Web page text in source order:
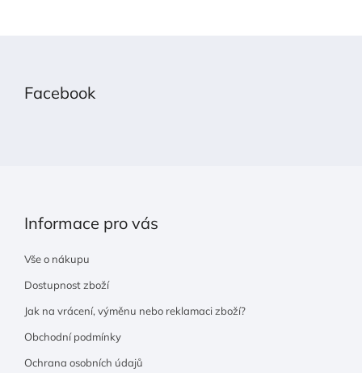
Facebook
Informace pro vás
Vše o nákupu
Dostupnost zboží
Jak na vrácení, výměnu nebo reklamaci zboží?
Obchodní podmínky
Ochrana osobních údajů